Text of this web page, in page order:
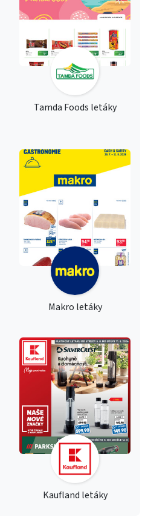
Tamda Foods letáky
Makro letáky
Kaufland letáky